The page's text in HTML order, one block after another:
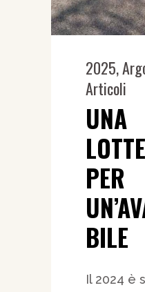
2025,
Articoli
UNA
PER
BILE
Il 2024 è